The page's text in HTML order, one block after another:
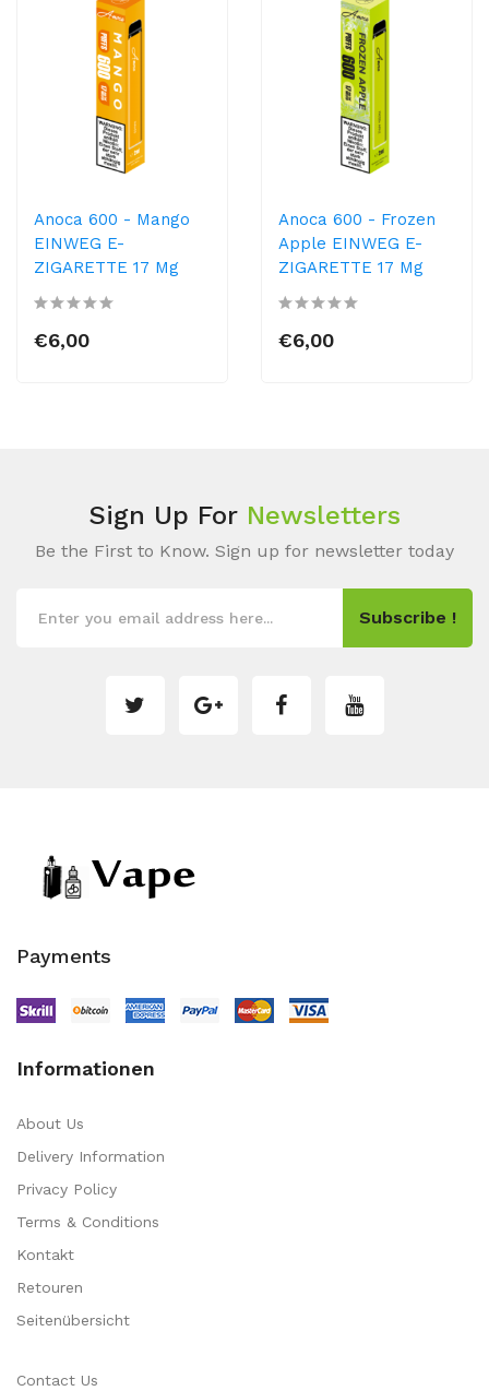
Anoca 600 - Mango
EINWEG E-
ZIGARETTE 17 Mg
€6,00
Anoca 600 - Frozen
Apple EINWEG E-
ZIGARETTE 17 Mg
€6,00
Sign Up For Newsletters
Be the First to Know. Sign up for newsletter today
Subscribe !
Payments
Informationen
About Us
Delivery Information
Privacy Policy
Terms & Conditions
Kontakt
Retouren
Seitenübersicht
Contact Us